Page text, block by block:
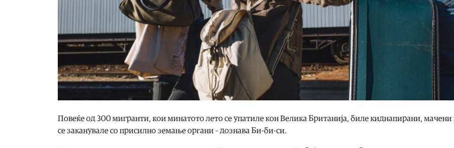
Повеќе од 300 мигранти, кои минатото лето се упатиле кон Велика Британија, биле киднапирани,
се заканувале со присилно земање органи – дознава Би-би-си.